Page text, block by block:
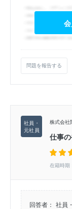
問題を報告する
株式会社
仕事
在籍時期
回答者： 社員